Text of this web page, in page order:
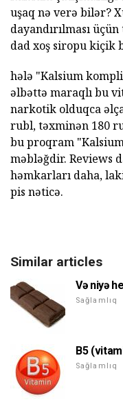
uşaq nə verə bilər?
dayandırılması
dad xoş siropu kiçik
hələ "Kalsium
əlbəttə maraqlı bu
narkotik olduqca
rubl, təxminən 180
bu proqram
məbləğdir. Reviews
həmkarları daha,
pis nəticə.
Similar articles
Və niyə
Sağlamlıq
B5
Sağlamlıq